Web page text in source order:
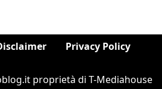
Privacy Policy
proprietà di T-Mediahouse